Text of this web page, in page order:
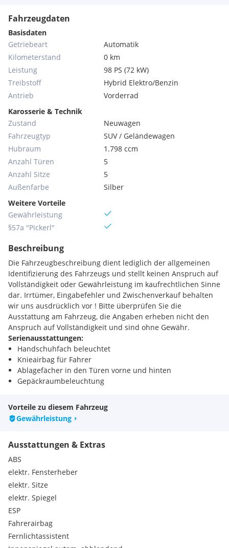
Fahrzeugdaten
Basisdaten
Getriebeart
Automatik
Kilometerstand
0 km
Leistung
98 PS (72 kW)
Treibstoff
Hybrid Elektro/Benzin
Antrieb
Vorderrad
Karosserie & Technik
Zustand
Neuwagen
Fahrzeugtyp
SUV / Geländewagen
Hubraum
1.798 ccm
Anzahl Türen
5
Anzahl Sitze
5
Außenfarbe
Silber
Weitere Vorteile
Gewährleistung
§57a "Pickerl"
Beschreibung
Die Fahrzeugbeschreibung dient lediglich der allgemeinen
Identifizierung des Fahrzeugs und stellt keinen Anspruch auf
Vollständigkeit oder Gewährleistung im kaufrechtlichen Sinne
dar. Irrtümer, Eingabefehler und Zwischenverkauf behalten
wir uns ausdrücklich vor ! Bitte überprüfen Sie die
Ausstattung am Fahrzeug, die Angaben erheben nicht den
Anspruch auf Vollständigkeit und sind ohne Gewähr.
Serienausstattungen:
Handschuhfach beleuchtet
Knieairbag für Fahrer
Ablagefächer in den Türen vorne und hinten
Gepäckraumbeleuchtung
Garantie
LED-Heckleuchten
12V-Anschluss vorne
Kindersicherung an den hinteren Türen
Heckspoiler
Reifenreparaturkit
Parkbremse, elektrisch
Sitzheizung für Fahrer und Beifahrer
Fernbedienung für Zentralverriegelung
Getriebe Automat stufenlos
Intelligentes Zugangssystem
Kopfstützen vorne und hinten höhenverstellbar
Multidrive S Getriebe
Vorteile zu diesem Fahrzeug
Gewährleistung
Ausstattungen & Extras
ABS
elektr. Fensterheber
elektr. Sitze
elektr. Spiegel
ESP
Fahrerairbag
Fernlichtassistent